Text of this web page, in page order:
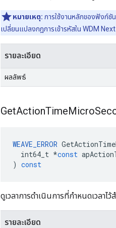
หมายเหตุ: การใช้งานหลักของฟังก์ชั
เปลี่ยนแปลงกฎการเข้ารหัสใน WDM
รายละเอียด
ผลลัพธ์
GetActionTimeMicro
WEAVE_ERROR
int64_t *const
) const
ดูเวลาการดำเนินการที่กำหนดเวลาไ
รายละเอียด